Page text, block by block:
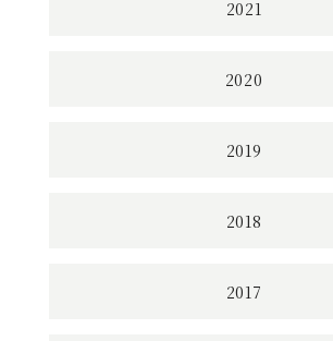
2021
2020
2019
2018
2017